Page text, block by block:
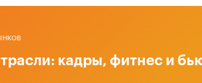
Производство и
кадры, фитнес и